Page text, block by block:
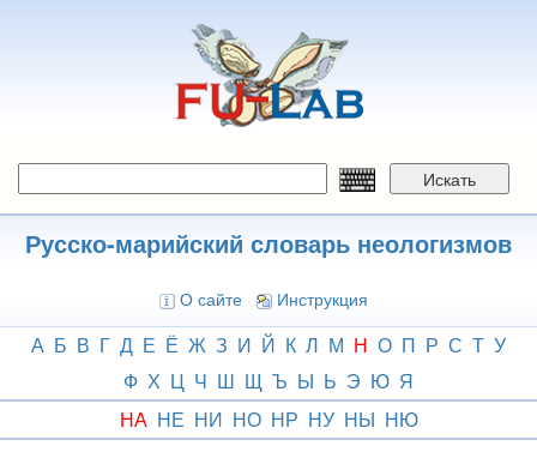
Искать
Русско-марийский словарь неологизмов
О сайте Инструкция
А Б В Г Д Е Ё Ж З И Й К Л М Н О П Р С Т У
Ф Х Ц Ч Ш Щ Ъ Ы Ь Э Ю Я
НА НЕ НИ НО НР НУ НЫ НЮ